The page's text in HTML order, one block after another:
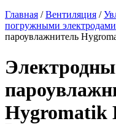
Главная /Вентиляция /
погружными электродами
пароувлажнитель
Hygromatik